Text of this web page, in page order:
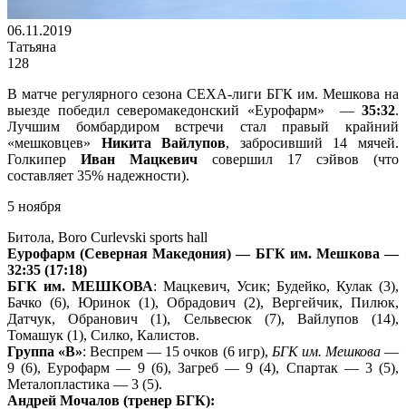
06.11.2019
Татьяна
128
В матче регулярного сезона СЕХА-лиги БГК им. Мешкова на
выезде победил северомакедонский «Еурофарм» — 35:32.
Лучшим бомбардиром встречи стал правый крайний
«мешковцев» Никита Вайлупов, забросивший 14 мячей.
Голкипер Иван Мацкевич совершил 17 сэйвов (что
составляет 35% надежности).
5 ноября
Битола, Boro Curlevski sports hall
Еурофарм (Северная Македония) — БГК им. Мешкова —
32:35 (17:18)
БГК им. МЕШКОВА: Мацкевич, Усик; Будейко, Кулак (3),
Бачко (6), Юринок (1), Обрадович (2), Вергейчик, Пилюк,
Датчук, Обранович (1), Сельвесюк (7), Вайлупов (14),
Томашук (1), Силко, Калистов.
Группа «В»: Веспрем — 15 очков (6 игр), БГК им. Мешкова—
9 (6), Еурофарм — 9 (6), Загреб — 9 (4), Спартак — 3 (5),
Металопластика — 3 (5).
Андрей Мочалов (тренер БГК):